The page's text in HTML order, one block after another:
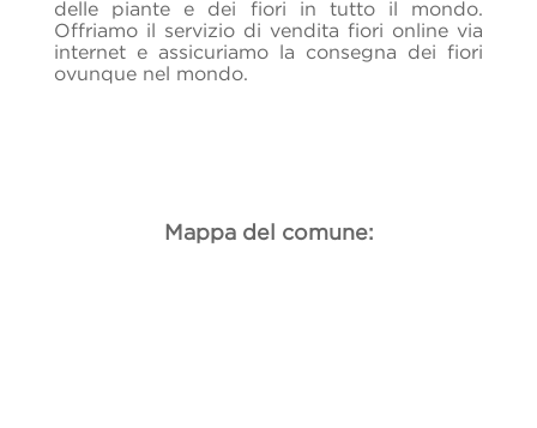
delle piante e dei fiori in tutto il mondo.
Offriamo il servizio di vendita fiori online via
internet e assicuriamo la consegna dei fiori
ovunque nel mondo.
Mappa del comune: